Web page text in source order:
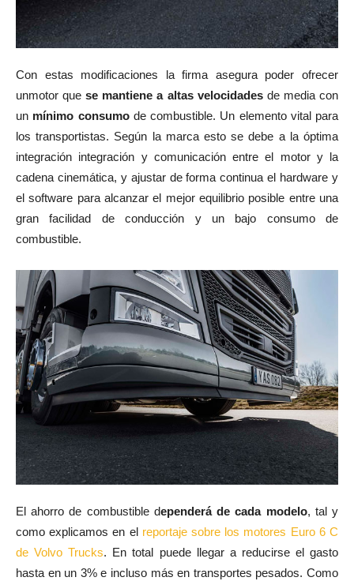
Con estas modificaciones la firma asegura poder ofrecer
unmotor quese mantiene a altas velocidadesde media con
un mínimo consumode combustible. Un elemento vital para
los transportistas. Según la marca esto se debe a la óptima
integración integración y comunicación entre el motor y la
cadena cinemática, y ajustar de forma continua el hardware y
el software para alcanzar el mejor equilibrio posible entre una
gran facilidad de conducción y un bajo consumo de
combustible.
El ahorro de combustible dependerá de cada modelo, tal y
como explicamos en el reportaje sobre los motores Euro 6 C
de Volvo Trucks. En total puede llegar a reducirse el gasto
hasta en un 3% e incluso más en transportes pesados. Como